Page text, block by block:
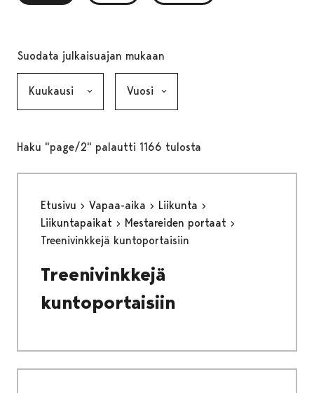
Suodata julkaisuajan mukaan
Haku "page/2" palautti 1166 tulosta
Etusivu Vapaa-aika
Liikunta
Liikuntapaikat
Mestareiden portaat
Treenivinkkejä kuntoportaisiin
Treenivinkkejä
kuntoportaisiin